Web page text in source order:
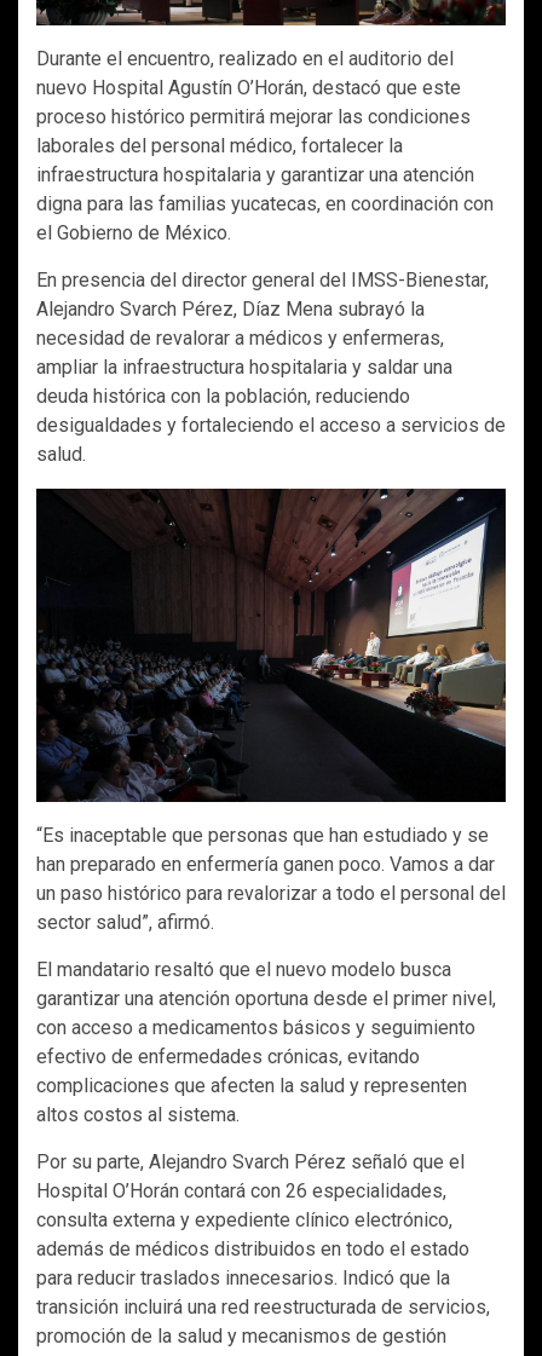
Durante el encuentro, realizado en el auditorio del
nuevo Hospital Agustín O’Horán, destacó que este
proceso histórico permitirá mejorar las condiciones
laborales del personal médico, fortalecer la
infraestructura hospitalaria y garantizar una atención
digna para las familias yucatecas, en coordinación con
el Gobierno de México.
En presencia del director general del IMSS-Bienestar,
Alejandro Svarch Pérez, Díaz Mena subrayó la
necesidad de revalorar a médicos y enfermeras,
ampliar la infraestructura hospitalaria y saldar una
deuda histórica con la población, reduciendo
desigualdades y fortaleciendo el acceso a servicios de
salud.
“Es inaceptable que personas que han estudiado y se
han preparado en enfermería ganen poco. Vamos a dar
un paso histórico para revalorizar a todo el personal del
sector salud”, afirmó.
El mandatario resaltó que el nuevo modelo busca
garantizar una atención oportuna desde el primer nivel,
con acceso a medicamentos básicos y seguimiento
efectivo de enfermedades crónicas, evitando
complicaciones que afecten la salud y representen
altos costos al sistema.
Por su parte, Alejandro Svarch Pérez señaló que el
Hospital O’Horán contará con 26 especialidades,
consulta externa y expediente clínico electrónico,
además de médicos distribuidos en todo el estado
para reducir traslados innecesarios. Indicó que la
transición incluirá una red reestructurada de servicios,
promoción de la salud y mecanismos de gestión